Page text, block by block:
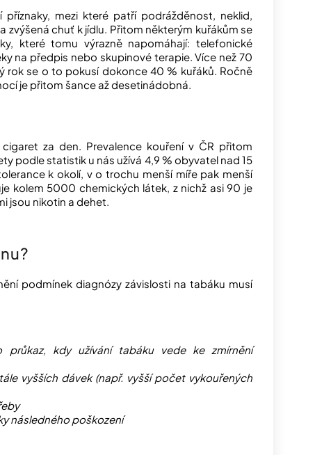
mezi které patří podrážděnost, neklid,
chuť k jídlu. Přitom některým kuřákům se
které tomu výrazně napomáhají: telefonické
na předpis nebo skupinové terapie. Více než 70
rok se o to pokusí dokonce 40 % kuřáků. Ročně
je přitom šance až desetinádobná.
za den. Prevalence kouření v ČR přitom
podle statistik u nás užívá 4,9 % obyvatel nad 15
k okolí, v o trochu menší míře pak menší
kolem 5000 chemických látek, z nichž asi 90 je
jsou nikotin a dehet.
podmínek diagnózy závislosti na tabáku musí
průkaz, kdy užívání tabáku vede ke zmírnění
vyšších dávek (např. vyšší počet vykouřených
následného poškození